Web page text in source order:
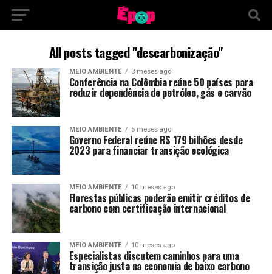
All posts tagged "descarbonização"
MEIO AMBIENTE 3 meses ago
Conferência na Colômbia reúne 50 países para
reduzir dependência de petróleo, gás e carvão
MEIO AMBIENTE 5 meses ago
Governo Federal reúne R$ 179 bilhões desde
2023 para financiar transição ecológica
MEIO AMBIENTE 10 meses ago
Florestas públicas poderão emitir créditos de
carbono com certificação internacional
MEIO AMBIENTE 10 meses ago
Especialistas discutem caminhos para uma
transição justa na economia de baixo carbono